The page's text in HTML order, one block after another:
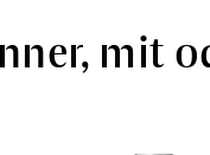
mit